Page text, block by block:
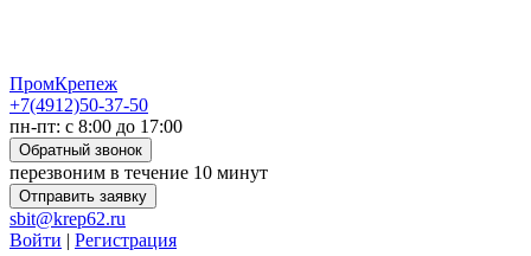
ПромКрепеж
+7(4912)50-37-50
пн-пт: с 8:00 до 17:00
Обратный звонок
перезвоним в течение 10 минут
Отправить заявку
sbit@krep62.ru
Войти | Регистрация